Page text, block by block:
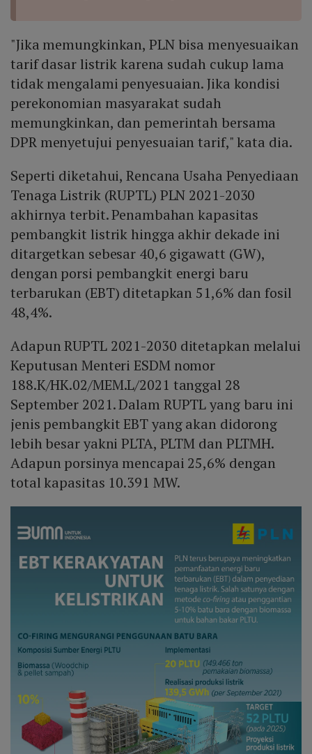
"Jika memungkinkan, PLN bisa menyesuaikan
tarif dasar listrik karena sudah cukup lama
tidak mengalami penyesuaian. Jika kondisi
perekonomian masyarakat sudah
memungkinkan, dan pemerintah bersama
DPR menyetujui penyesuaian tarif," kata dia.
Seperti diketahui, Rencana Usaha Penyediaan
Tenaga Listrik (RUPTL) PLN 2021-2030
akhirnya terbit. Penambahan kapasitas
pembangkit listrik hingga akhir dekade ini
ditargetkan sebesar 40,6 gigawatt (GW),
dengan porsi pembangkit energi baru
terbarukan (EBT) ditetapkan 51,6% dan fosil
48,4%.
Adapun RUPTL 2021-2030 ditetapkan melalui
Keputusan Menteri ESDM nomor
188.K/HK.02/MEM.L/2021 tanggal 28
September 2021. Dalam RUPTL yang baru ini
jenis pembangkit EBT yang akan didorong
lebih besar yakni PLTA, PLTM dan PLTMH.
Adapun porsinya mencapai 25,6% dengan
total kapasitas 10.391 MW.